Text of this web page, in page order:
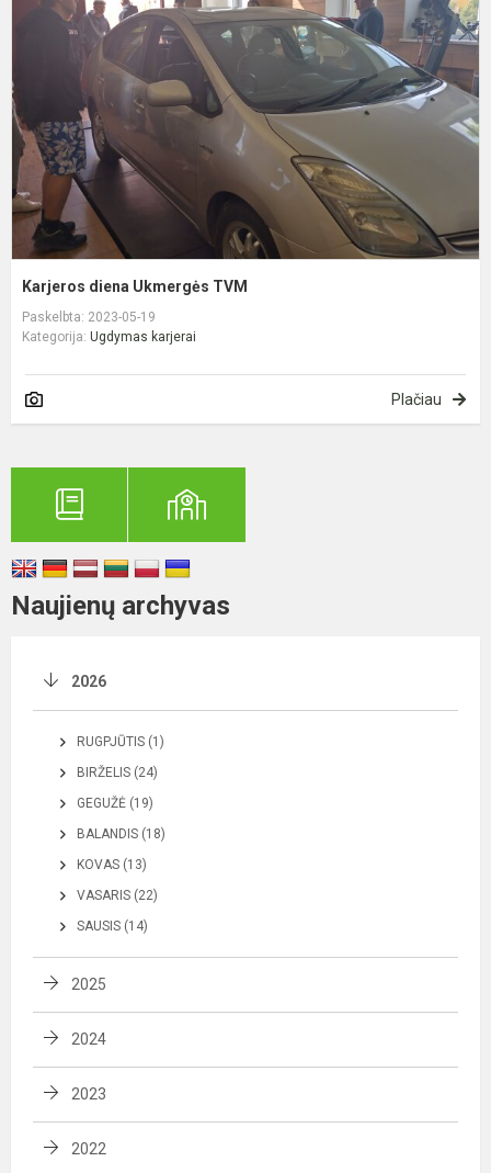
Karjeros diena Ukmergės TVM
Paskelbta: 2023-05-19
Kategorija: Ugdymas karjerai
Plačiau
Naujienų archyvas
2026
RUGPJŪTIS (1)
BIRŽELIS (24)
GEGUŽĖ (19)
BALANDIS (18)
KOVAS (13)
VASARIS (22)
SAUSIS (14)
2025
2024
2023
2022